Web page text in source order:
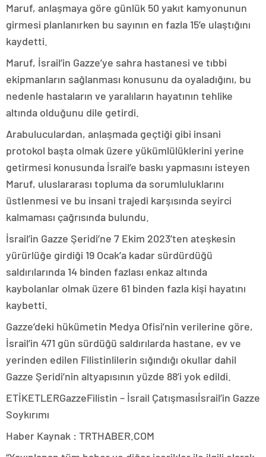
Maruf, anlaşmaya göre günlük 50 yakıt kamyonunun
girmesi planlanırken bu sayının en fazla 15’e ulaştığını
kaydetti.
Maruf, İsrail’in Gazze’ye sahra hastanesi ve tıbbi
ekipmanların sağlanması konusunu da oyaladığını, bu
nedenle hastaların ve yaralıların hayatının tehlike
altında olduğunu dile getirdi.
Arabuluculardan, anlaşmada geçtiği gibi insani
protokol başta olmak üzere yükümlülüklerini yerine
getirmesi konusunda İsrail’e baskı yapmasını isteyen
Maruf, uluslararası topluma da sorumluluklarını
üstlenmesi ve bu insani trajedi karşısında seyirci
kalmaması çağrısında bulundu.
İsrail’in Gazze Şeridi’ne 7 Ekim 2023’ten ateşkesin
yürürlüğe girdiği 19 Ocak’a kadar sürdürdüğü
saldırılarında 14 binden fazlası enkaz altında
kaybolanlar olmak üzere 61 binden fazla kişi hayatını
kaybetti.
Gazze’deki hükümetin Medya Ofisi’nin verilerine göre,
İsrail’in 471 gün sürdüğü saldırılarda hastane, ev ve
yerinden edilen Filistinlilerin sığındığı okullar dahil
Gazze Şeridi’nin altyapısının yüzde 88’i yok edildi.
ETİKETLERGazzeFilistin – İsrail Çatışmasıİsrail’in Gazze
Soykırımı
Haber Kaynak : TRTHABER.COM